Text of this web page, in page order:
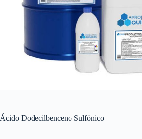
Ácido Dodecilbenceno Sulfónico